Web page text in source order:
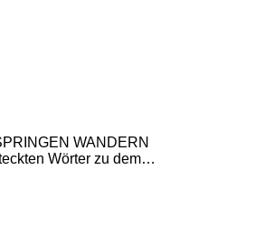
WANDERN
Wörter zu dem…